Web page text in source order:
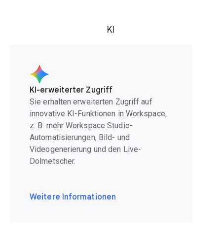
KI
KI-erweiterter Zugriff
Sie erhalten erweiterten Zugriff auf
innovative KI-Funktionen in Workspace,
z. B. mehr Workspace Studio-
Automatisierungen, Bild- und
Videogenerierung und den Live-
Dolmetscher.
Weitere Informationen